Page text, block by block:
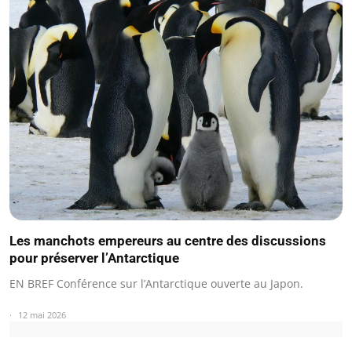
Les manchots empereurs au centre des discussions
pour préserver l’Antarctique
EN BREF Conférence sur l’Antarctique ouverte au Japon.
12 mai 2026